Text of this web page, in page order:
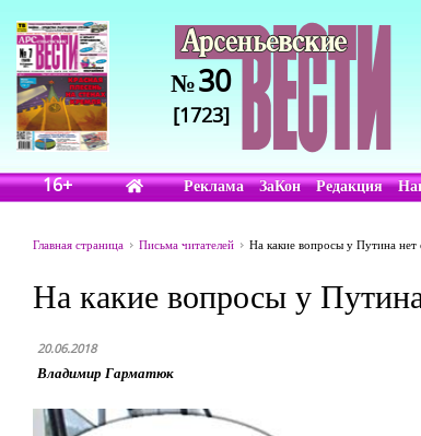
№30
[1723]
16+ Реклама ЗаКон Редакция
Главная страница Письма читателей На какие вопросы у Путина нет
На какие вопросы у
20.06.2018
Владимир Гарматюк